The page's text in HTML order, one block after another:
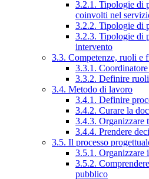
3.2.1. Tipologie di
coinvolti nel
3.2.2. Tipologie di
3.2.3. Tipologie di
intervento
3.3. Competenze, ruoli e
3.3.1.
3.3.2. Definire
3.4. Metodo di lavoro
3.4.1. Definire
3.4.2. Curare la
3.4.3. Organizzare
3.4.4. Prendere
3.5. Il processo
3.5.1. Organizzare
3.5.2.
pubblico